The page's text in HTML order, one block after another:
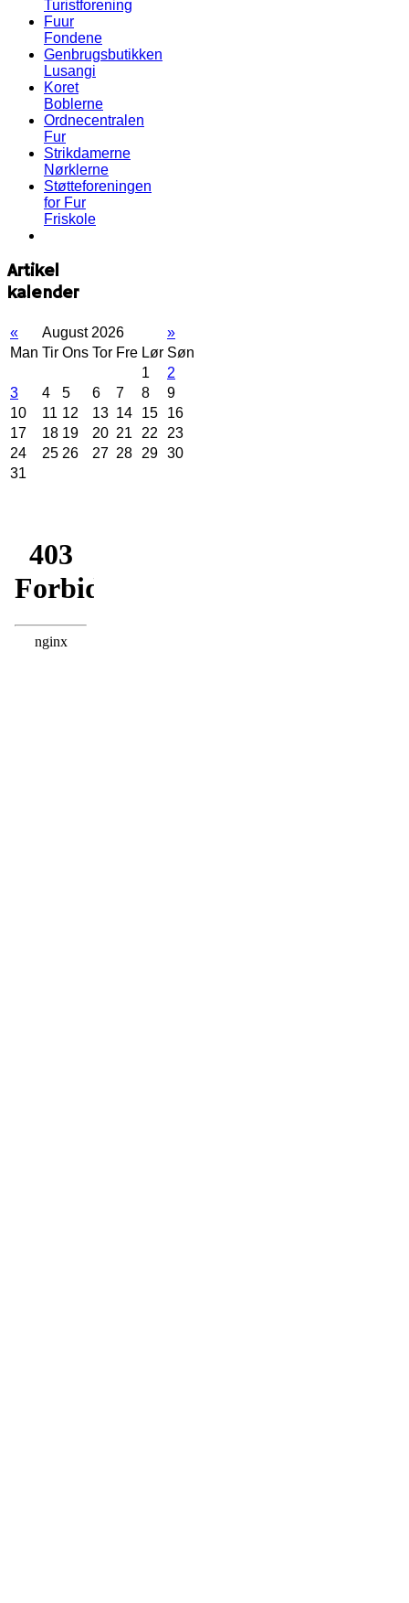
Turistforening
Fuur
Fondene
Genbrugsbutikken
Lusangi
Koret
Boblerne
Ordnecentralen
Fur
Strikdamerne
Nørklerne
Støtteforeningen
for Fur
Friskole
Artikel
kalender
« August 2026
»
Man Tir Ons Tor Fre Lør Søn
1
2
3
4 5 6 7 8
9
10
11 12 13 14 15
16
17
18 19 20 21 22
23
24
25 26 27 28 29 30
31